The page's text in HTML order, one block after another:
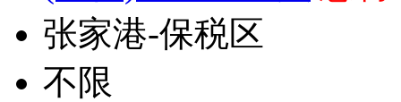
张家港-保税区
不限